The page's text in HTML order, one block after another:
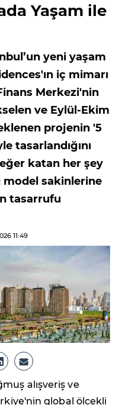
Yaşam ile
yeni yaşam
iç mimarı
Merkezi'nin
ve Eylül-Ekim
projenin '5
tasarlandığını
katan her şey
model sakinlerine
tasarrufu
11:49
alışveriş ve
global ölçekli